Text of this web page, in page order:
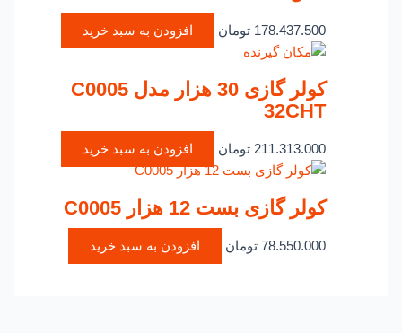
178.437.500 تومان افزودن به سبد خرید
کولر گازی 30 هزار مدل C0005
32CHT
211.313.000 تومان افزودن به سبد خرید
کولر گازی بست 12 هزار C0005
78.550.000 تومان افزودن به سبد خرید